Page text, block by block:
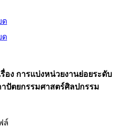
ด
ด
อง การแบ่งหน่วยงานย่อยระดับ
ปัตยกรรมศาสตร์ศิลปกรรม
ล์